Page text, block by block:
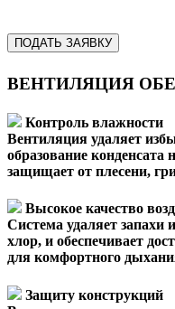
ПОДАТЬ ЗАЯВКУ
ВЕНТИЛЯЦИЯ
Контроль влажности
Вентиляция удаляет
образование конденсата
защищает от плесени,
Высокое качество
Система удаляет запахи
хлор, и обеспечивает
для комфортного
Защиту конструкций